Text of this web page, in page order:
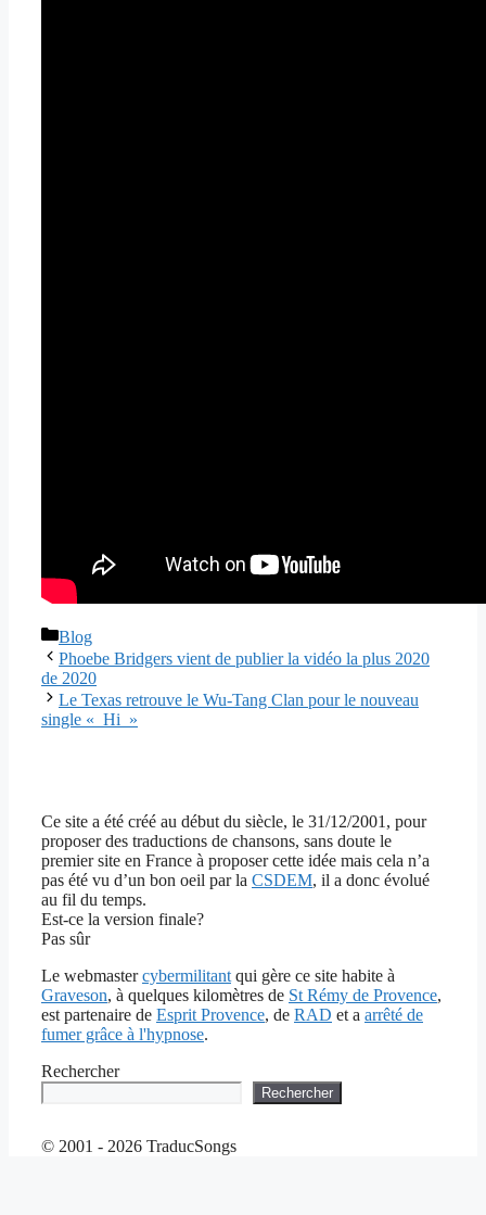
Catégories
Blog
Phoebe Bridgers vient de publier la vidéo la plus 2020
de 2020
Le Texas retrouve le Wu-Tang Clan pour le nouveau
single « Hi »
Ce site a été créé au début du siècle, le 31/12/2001, pour
proposer des traductions de chansons, sans doute le
premier site en France à proposer cette idée mais cela n’a
pas été vu d’un bon oeil par la CSDEM, il a donc évolué
au fil du temps.
Est-ce la version finale?
Pas sûr
Le webmastercybermilitant qui gère ce site habite à
Graveson, à quelques kilomètres de St Rémy de Provence,
est partenaire de Esprit Provence, de RAD et a arrêté de
fumer grâce à l'hypnose.
Rechercher
Rechercher
© 2001 - 2026 TraducSongs